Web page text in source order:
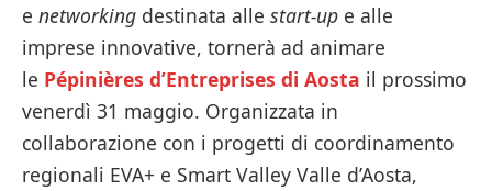
e networking destinata alle start-up e alle
imprese innovative, tornerà ad animare
le Pépinières d’Entreprises di Aosta il prossimo
venerdì 31 maggio. Organizzata in
collaborazione con i progetti di coordinamento
regionali EVA+ e Smart Valley Valle d’Aosta,